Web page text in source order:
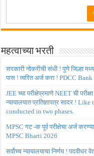
महत्वाच्या भरती
सरकारी नोकरीची संधी ! पुणे जिल्हा
पास ! त्वरित अर्ज करा ! PDCC
JEE च्या परीक्षेप्रमाणे NEET ची
न्यायालयात प्रतिज्ञापत्र सादर !
conducted in two phases.
MPSC गट -क पूर्व परीक्षेचा अर्ज
MPSC Bharti 2026
सर्वोच्च न्यायालयाचा निर्णय !